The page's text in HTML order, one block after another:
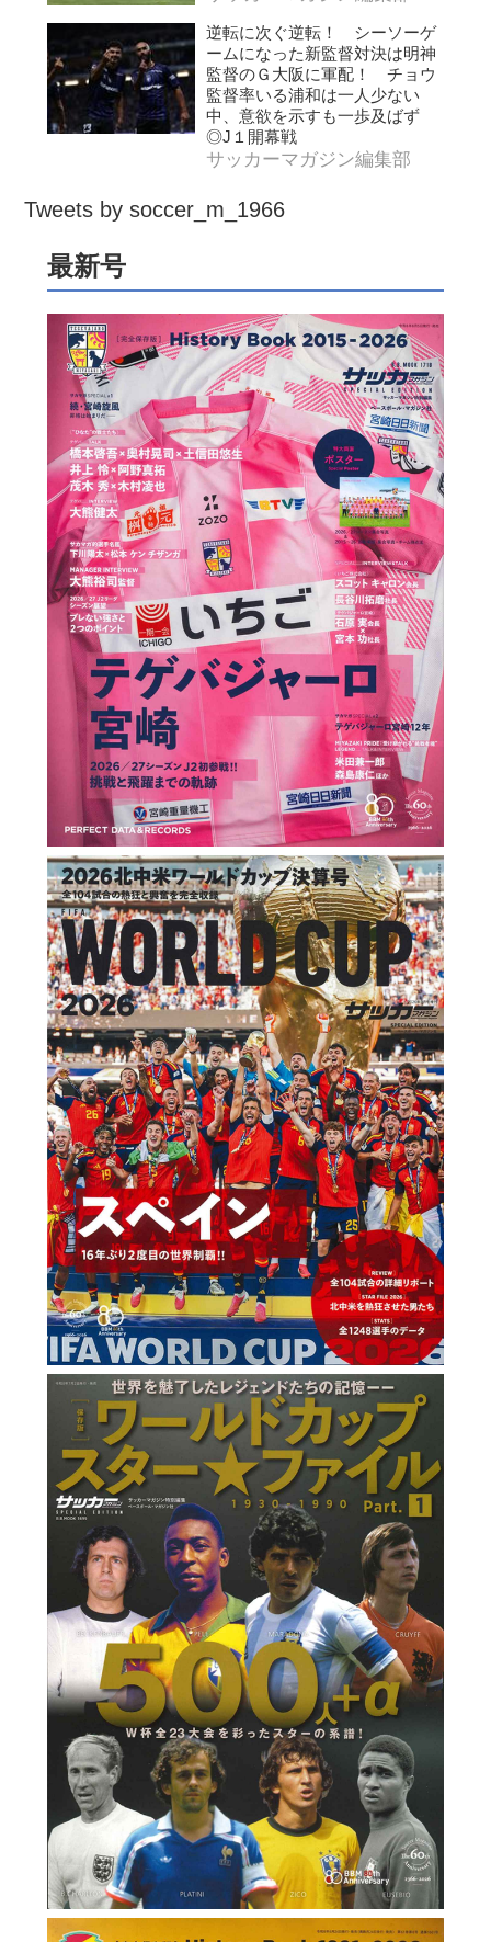
逆転に次ぐ逆転！ シーソーゲ
ームになった新監督対決は明神
監督のＧ大阪に軍配！ チョウ
監督率いる浦和は一人少ない
中、意欲を示すも一歩及ばず
◎J１開幕戦
サッカーマガジン編集部
Tweets by soccer_m_1966
最新号